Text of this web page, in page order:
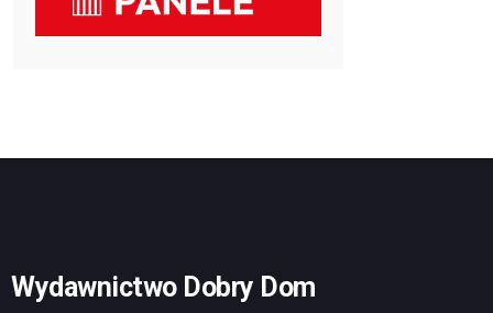
Wydawnictwo Dobry Dom